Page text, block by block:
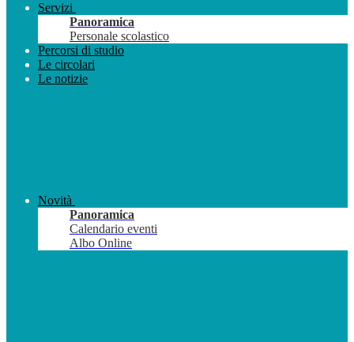
Servizi
Panoramica
Personale scolastico
Percorsi di studio
Le circolari
Le notizie
Novità
Panoramica
Calendario eventi
Albo Online